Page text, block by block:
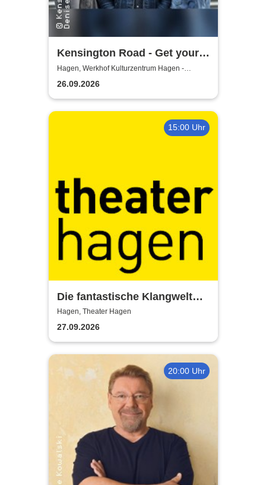
Kensington Road - Get your
kicks in 26
Hagen, Werkhof Kulturzentrum Hagen -
Hohenlimburg
26.09.2026
15:00 Uhr
Die fantastische Klangwelt
des Akkordeons - Theater
Hagen
Hagen, Theater Hagen
27.09.2026
20:00 Uhr